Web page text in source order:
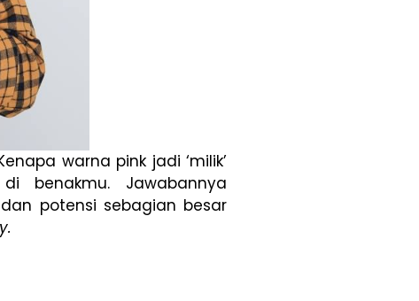
warna pink jadi ‘milik’
benakmu. Jawabannya
potensi sebagian besar